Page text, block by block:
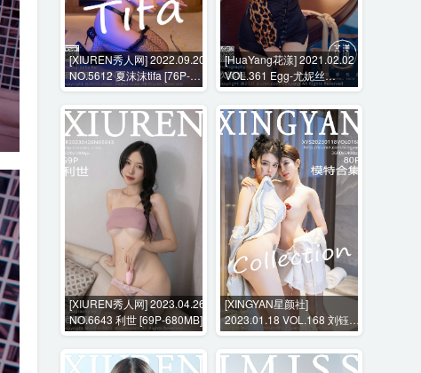
[XIUREN秀人网] 2022.09.20
NO.5612 夏沫沫tifa [76P-
704MB]
[HuaYang花漾] 2021.02.02
VOL.361 Egg-尤妮丝
Egg[53P-590MB]
[XIUREN秀人网] 2023.04.26
NO.6643 利世 [69P-680MB]
[XINGYAN星颜社]
2023.01.18 VOL.168 刘钰儿
[80P-765MB]